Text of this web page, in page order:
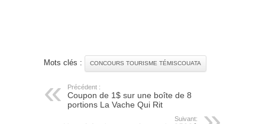
Mots clés : CONCOURS TOURISME TÉMISCOUATA
Précédent :
Coupon de 1$ sur une boîte de 8
portions La Vache Qui Rit
Suivant: